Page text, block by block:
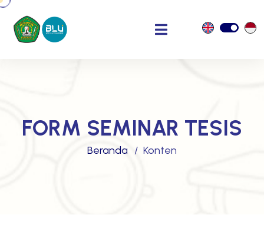
FORM SEMINAR TESIS
Beranda Konten